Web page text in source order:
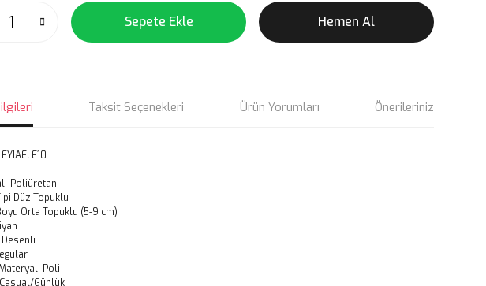
Sepete Ekle Hemen Al
Taksit Seçenekleri Ürün Yorumları Önerileriniz
Poliüretan
Düz Topuklu
Orta Topuklu (5-9 cm)
Desenli
Poli
Günlük